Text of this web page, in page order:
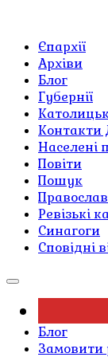
Єпархії
Архіви
Блог
Губернії
Контакти
Населені
Повіти
Пошук
Ревізькі
Синагоги
Сповідні
Блог
Замовити